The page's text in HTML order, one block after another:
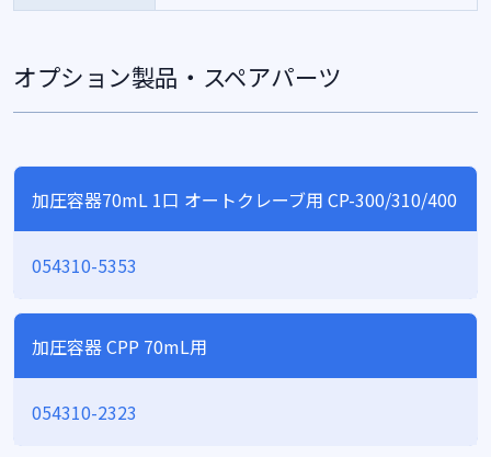
オプション製品・スペアパーツ
加圧容器70mL 1口 オートクレーブ用 CP-300/310/400
054310-5353
加圧容器 CPP 70mL用
054310-2323